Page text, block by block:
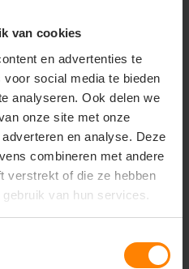
van cookies
en advertenties te
social media te bieden
analyseren. Ook delen we
onze site met onze
en analyse. Deze
combineren met andere
verstrekt of die ze hebben
van hun services.
exclusief